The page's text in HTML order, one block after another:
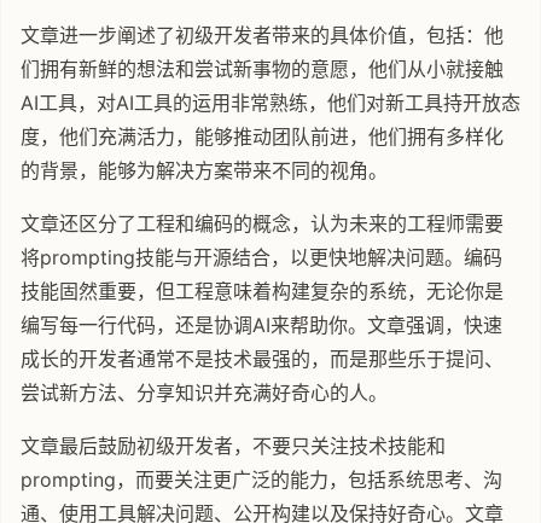
文章进一步阐述了初级开发者带来的具体价值，包括：他
们拥有新鲜的想法和尝试新事物的意愿，他们从小就接触
AI工具，对AI工具的运用非常熟练，他们对新工具持开放态
度，他们充满活力，能够推动团队前进，他们拥有多样化
的背景，能够为解决方案带来不同的视角。
文章还区分了工程和编码的概念，认为未来的工程师需要
将prompting技能与开源结合，以更快地解决问题。编码
技能固然重要，但工程意味着构建复杂的系统，无论你是
编写每一行代码，还是协调AI来帮助你。文章强调，快速
成长的开发者通常不是技术最强的，而是那些乐于提问、
尝试新方法、分享知识并充满好奇心的人。
文章最后鼓励初级开发者，不要只关注技术技能和
prompting，而要关注更广泛的能力，包括系统思考、沟
通、使用工具解决问题、公开构建以及保持好奇心。文章